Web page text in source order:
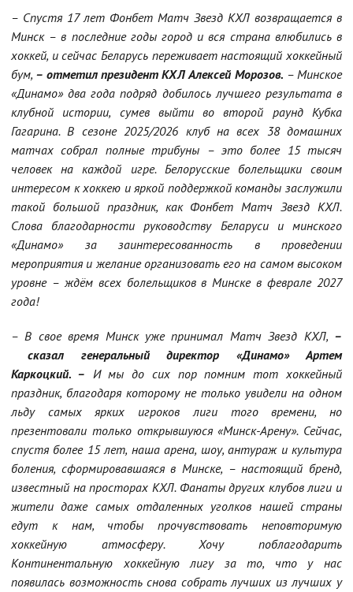
– Спустя 17 лет Фонбет Матч Звезд КХЛ возвращается в
Минск – в последние годы город и вся страна влюбились в
хоккей, и сейчас Беларусь переживает настоящий хоккейный
бум, – отметил президент КХЛ Алексей Морозов. – Минское
«Динамо» два года подряд добилось лучшего результата в
клубной истории, сумев выйти во второй раунд Кубка
Гагарина. В сезоне 2025/2026 клуб на всех 38 домашних
матчах собрал полные трибуны – это более 15 тысяч
человек на каждой игре. Белорусские болельщики своим
интересом к хоккею и яркой поддержкой команды заслужили
такой большой праздник, как Фонбет Матч Звезд КХЛ.
Слова благодарности руководству Беларуси и минского
«Динамо» за заинтересованность в проведении
мероприятия и желание организовать его на самом высоком
уровне – ждём всех болельщиков в Минске в феврале 2027
года!
– В свое время Минск уже принимал Матч Звезд КХЛ, –
сказал генеральный директор «Динамо» Артем
Каркоцкий. – И мы до сих пор помним тот хоккейный
праздник, благодаря которому не только увидели на одном
льду самых ярких игроков лиги того времени, но
презентовали только открывшуюся «Минск-Арену». Сейчас,
спустя более 15 лет, наша арена, шоу, антураж и культура
боления, сформировавшаяся в Минске, –настоящий бренд,
известный на просторах КХЛ. Фанаты других клубов лиги и
жители даже самых отдаленных уголков нашей страны
едут к нам, чтобы прочувствовать неповторимую
хоккейную атмосферу. Хочу поблагодарить
Континентальную хоккейную лигу за то, что у нас
появилась возможность снова собрать лучших из лучших у